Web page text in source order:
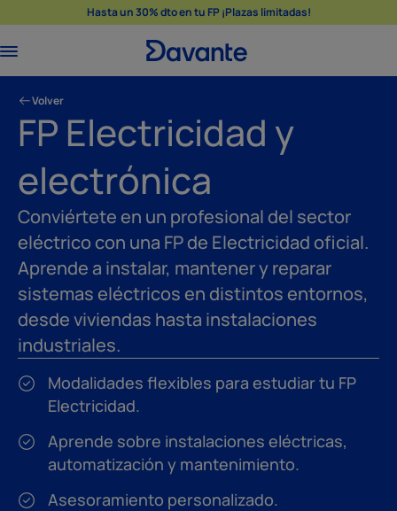
Hasta un 30% dto en tu FP ¡Plazas limitadas!
Volver
FP Electricidad y
electrónica
Conviértete en un profesional del sector
eléctrico con una FP de Electricidad oficial.
Aprende a instalar, mantener y reparar
sistemas eléctricos en distintos entornos,
desde viviendas hasta instalaciones
industriales.
Modalidades flexibles para estudiar tu FP
Electricidad.
Aprende sobre instalaciones eléctricas,
automatización y mantenimiento.
Asesoramiento personalizado.